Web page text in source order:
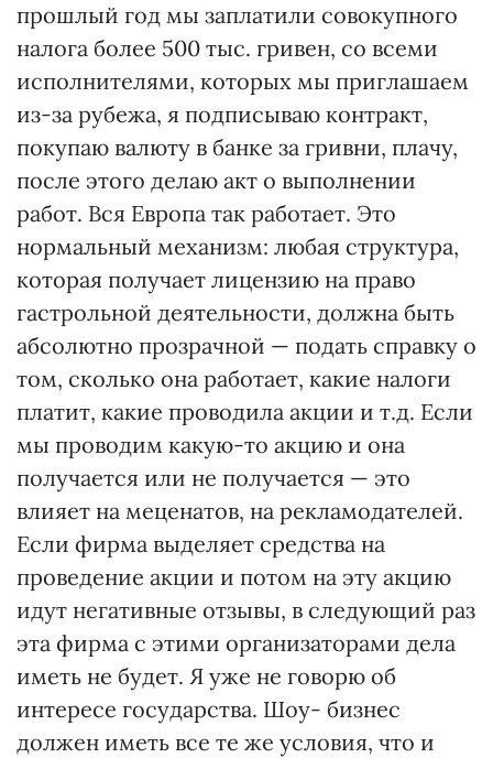
прошлый год мы заплатили совокупного
налога более 500 тыс. гривен, со всеми
исполнителями, которых мы приглашаем
из-за рубежа, я подписываю контракт,
покупаю валюту в банке за гривни, плачу,
после этого делаю акт о выполнении
работ. Вся Европа так работает. Это
нормальный механизм: любая структура,
которая получает лицензию на право
гастрольной деятельности, должна быть
абсолютно прозрачной — подать справку о
том, сколько она работает, какие налоги
платит, какие проводила акции и т.д. Если
мы проводим какую-то акцию и она
получается или не получается — это
влияет на меценатов, на рекламодателей.
Если фирма выделяет средства на
проведение акции и потом на эту акцию
идут негативные отзывы, в следующий раз
эта фирма с этими организаторами дела
иметь не будет. Я уже не говорю об
интересе государства. Шоу- бизнес
должен иметь все те же условия, что и